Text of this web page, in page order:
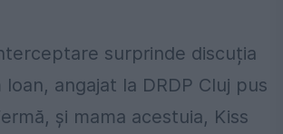
surprinde discuția
angajat la DRDP Cluj pus
și mama acestuia, Kiss